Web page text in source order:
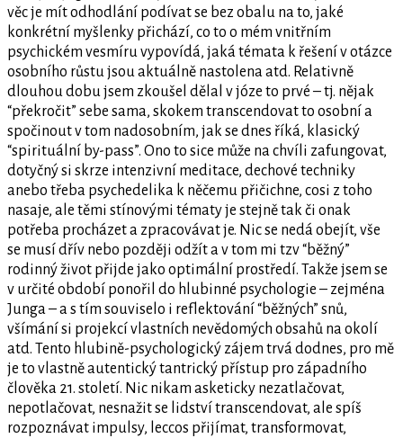
věc je mít odhodlání podívat se bez obalu na to, jaké
konkrétní myšlenky přichází, co to o mém vnitřním
psychickém vesmíru vypovídá, jaká témata k řešení v otázce
osobního růstu jsou aktuálně nastolena atd. Relativně
dlouhou dobu jsem zkoušel dělal v józe to prvé – tj. nějak
“překročit” sebe sama, skokem transcendovat to osobní a
spočinout v tom nadosobním, jak se dnes říká, klasický
“spirituální by-pass”. Ono to sice může na chvíli zafungovat,
dotyčný si skrze intenzivní meditace, dechové techniky
anebo třeba psychedelika k něčemu přičichne, cosi z toho
nasaje, ale těmi stínovými tématy je stejně tak či onak
potřeba procházet a zpracovávat je. Nic se nedá obejít, vše
se musí dřív nebo později odžít a v tom mi tzv “běžný”
rodinný život přijde jako optimální prostředí. Takže jsem se
v určité období ponořil do hlubinné psychologie – zejména
Junga – a s tím souviselo i reflektování “běžných” snů,
všímání si projekcí vlastních nevědomých obsahů na okolí
atd. Tento hlubině-psychologický zájem trvá dodnes, pro mě
je to vlastně autentický tantrický přístup pro západního
člověka 21. století. Nic nikam asketicky nezatlačovat,
nepotlačovat, nesnažit se lidství transcendovat, ale spíš
rozpoznávat impulsy, leccos přijímat, transformovat,